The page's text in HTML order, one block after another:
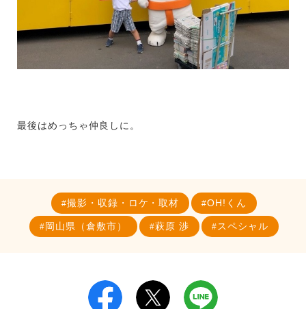
最後はめっちゃ仲良しに。
撮影・収録・ロケ・取材 OH!くん
岡山県（倉敷市） 萩原 渉 スペシャル